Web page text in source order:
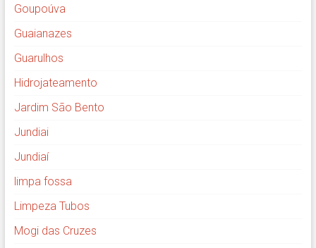
Goupoúva
Guaianazes
Guarulhos
Hidrojateamento
Jardim São Bento
Jundiai
Jundiaí
limpa fossa
Limpeza Tubos
Mogi das Cruzes